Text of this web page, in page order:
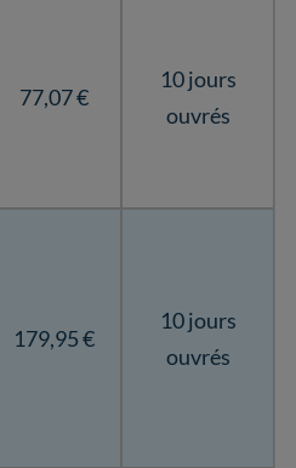
77,07 €
10 jours
ouvrés
179,95 €
10 jours
ouvrés